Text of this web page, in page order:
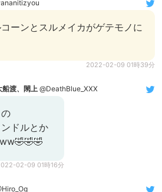
ーンとスルメイカがゲテモノに
2022-02-09 01時39分
船渡、閖上 @DeathBlue_XXX
ドルとか
02-09 01時16分